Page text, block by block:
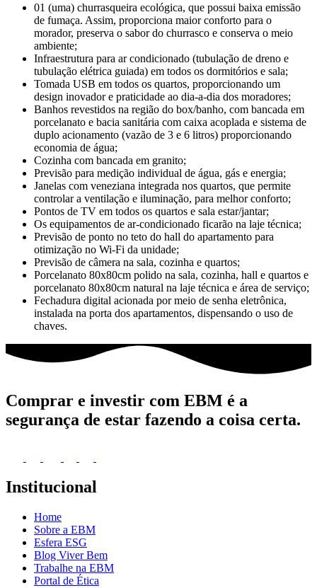
01 (uma) churrasqueira ecológica, que possui baixa emissão
de fumaça. Assim, proporciona maior conforto para o
morador, preserva o sabor do churrasco e conserva o meio
ambiente;
Infraestrutura para ar condicionado (tubulação de dreno e
tubulação elétrica guiada) em todos os dormitórios e sala;
Tomada USB em todos os quartos, proporcionando um
design inovador e praticidade ao dia-a-dia dos moradores;
Banhos revestidos na região do box/banho, com bancada em
porcelanato e bacia sanitária com caixa acoplada e sistema de
duplo acionamento (vazão de 3 e 6 litros) proporcionando
economia de água;
Cozinha com bancada em granito;
Previsão para medição individual de água, gás e energia;
Janelas com veneziana integrada nos quartos, que permite
controlar a ventilação e iluminação, para melhor conforto;
Pontos de TV em todos os quartos e sala estar/jantar;
Os equipamentos de ar-condicionado ficarão na laje técnica;
Previsão de ponto no teto do hall do apartamento para
otimização no Wi-Fi da unidade;
Previsão de câmera na sala, cozinha e quartos;
Porcelanato 80x80cm polido na sala, cozinha, hall e quartos e
porcelanato 80x80cm natural na laje técnica e área de serviço;
Fechadura digital acionada por meio de senha eletrônica,
instalada na porta dos apartamentos, dispensando o uso de
chaves.
Comprar e investir com EBM é a
segurança de estar fazendo a coisa certa.
Institucional
Home
Sobre a EBM
Esfera ESG
Blog Viver Bem
Trabalhe na EBM
Portal de Ética